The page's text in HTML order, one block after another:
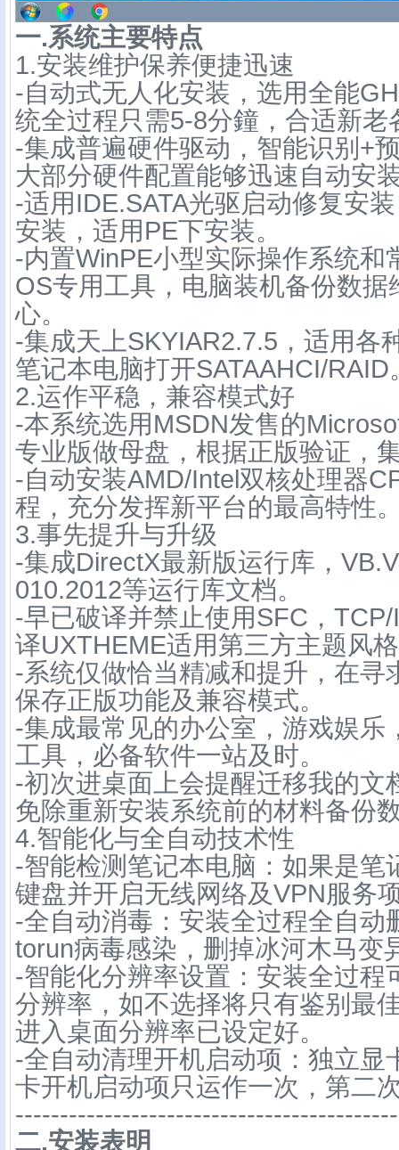
一.系统主要特点
1.安装维护保养便捷迅速
-自动式无人化安装，选用全能
统全过程只需5-8分鐘，合适新老
-集成普遍硬件驱动，智能识别+
大部分硬件配置能够迅速自动安
-适用IDE.SATA光驱启动修复安
安装，适用PE下安装。
-内置WinPE小型实际操作系统和
OS专用工具，电脑装机备份数
心。
-集成天上SKYIAR2.7.5，适用各
笔记本电脑打开SATAAHCI/RAID
2.运作平稳，兼容模式好
-本系统选用MSDN发售的
专业版做母盘，根据正版验证，
-自动安装AMD/Intel双核处理器
程，充分发挥新平台的最高特性
3.事先提升与升级
-集成DirectX最新版运行库，
010.2012等运行库文档。
-早已破译并禁止使用SFC，
译UXTHEME适用第三方主题风
-系统仅做恰当精减和提升，在寻
保存正版功能及兼容模式。
-集成最常见的办公室，游戏娱乐
工具，必备软件一站及时。
-初次进桌面上会提醒迁移我的文
免除重新安装系统前的材料备份
4.智能化与全自动技术性
-智能检测笔记本电脑：如果是笔
键盘并开启无线网络及VPN服务
-全自动消毒：安装全过程全自动
torun病毒感染，删掉冰河木马变
-智能化分辨率设置：安装全过程
分辨率，如不选择将只有鉴别最
进入桌面分辨率已设定好。
-全自动清理开机启动项：独立显
卡开机启动项只运作一次，第二
二.安装表明